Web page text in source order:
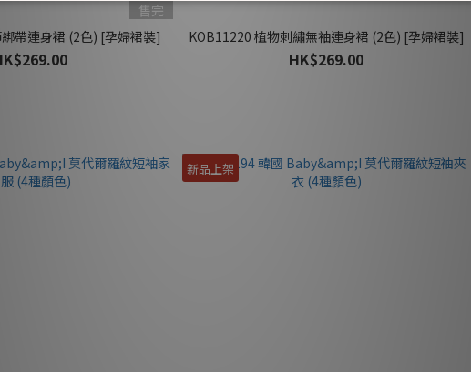
售完
帶連身裙 (2色) [孕婦裙裝]
KOB11220 植物刺繡無袖連身裙 (2色) [孕婦裙裝]
HK$269.00
新品上架